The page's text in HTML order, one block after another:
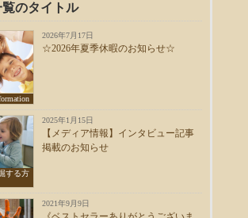
のタイトル
2026年7月17日
☆2026年夏季休暇のお知らせ☆
する方
2025年1月15日
【メディア情報】インタビュー記事
掲載のお知らせ
2021年9月9日